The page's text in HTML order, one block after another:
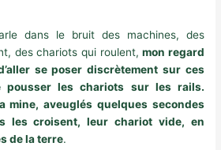
dans le bruit des machines, des
des chariots qui roulent,mon regard
se poser discrètement sur ces
pousser les chariots sur les rails.
mine, aveuglés quelques secondes
les croisent, leur chariot vide, en
de la terre.